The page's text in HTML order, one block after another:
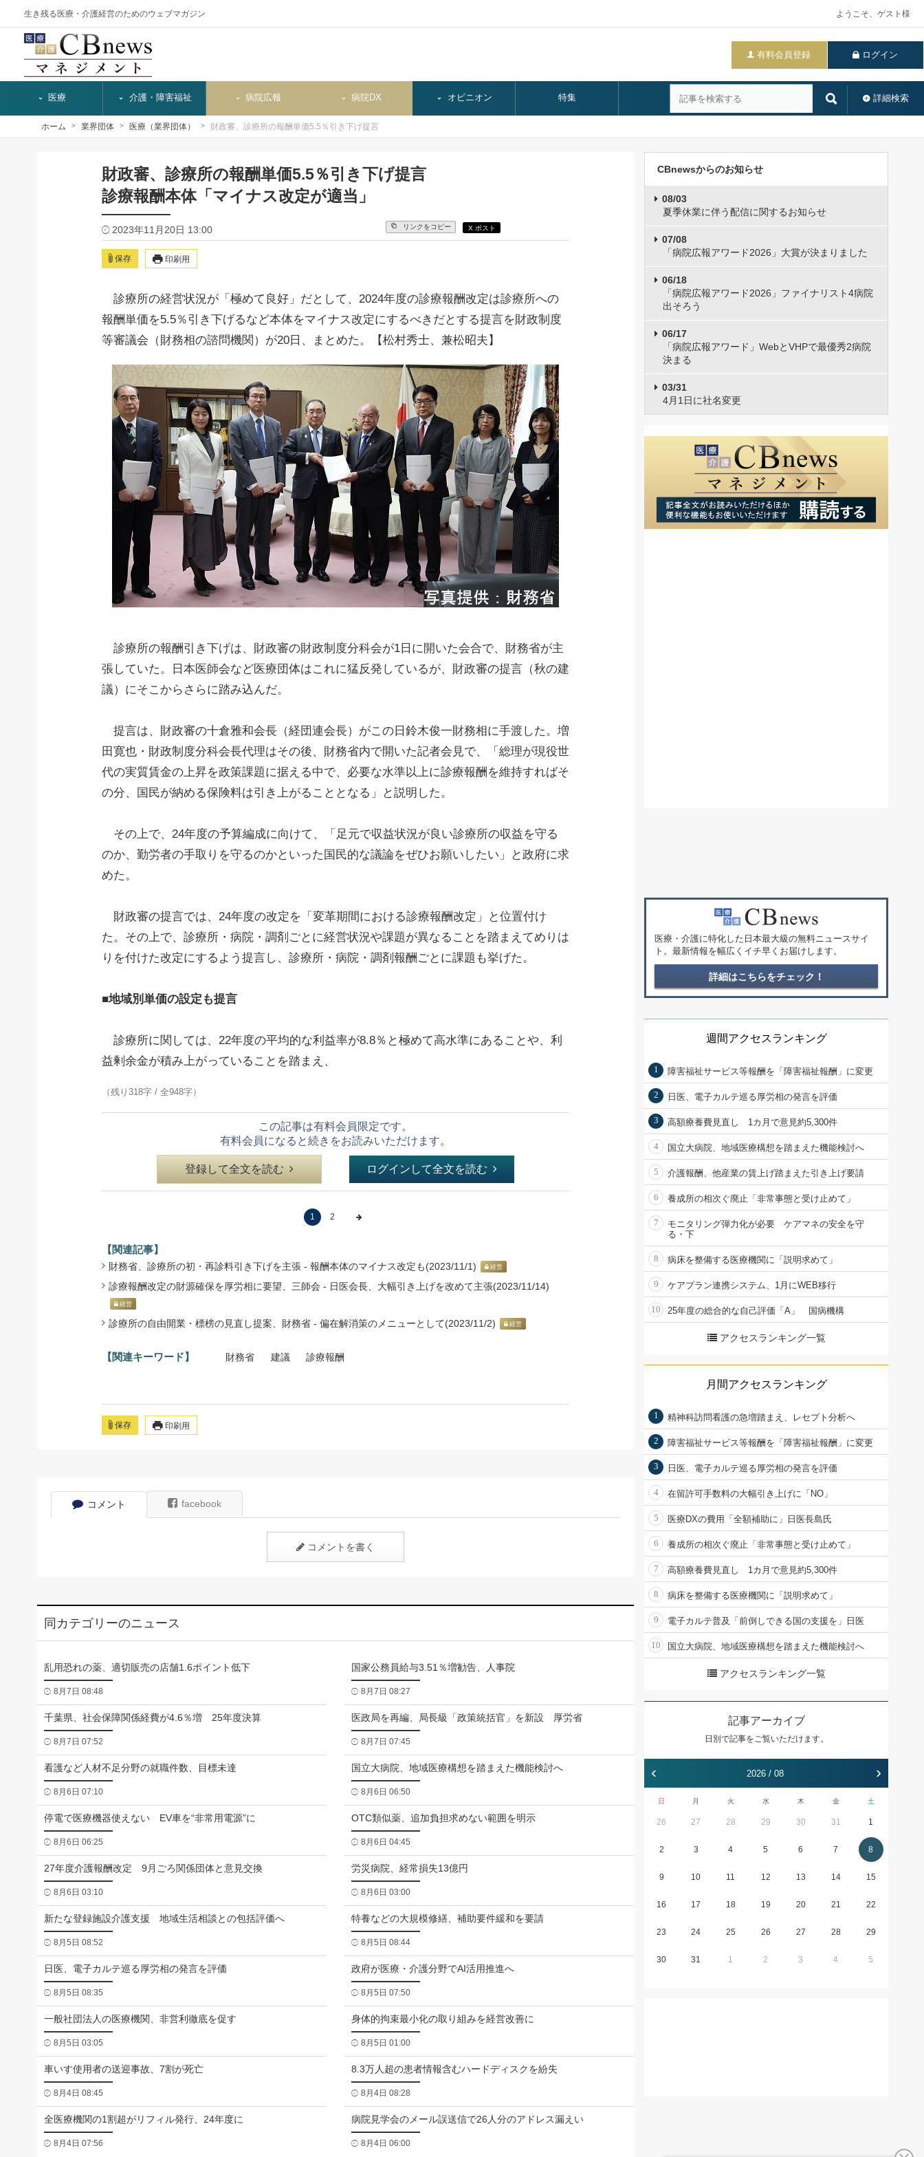
生き残る医療・介護経営のためのウェブマガジン ようこそ、ゲスト様
有料会員登録 ログイン
詳細検索
医療 介護・障害福祉 病院広報 病院DX オピニオン 特集
ホーム 業界団体 医療（業界団体） 財政審、診療所の報酬単価5.5％引き下げ提言
財政審、診療所の報酬単価5.5％引き下げ提言
診療報酬本体「マイナス改定が適当」
2023年11月20日 13:00 リンクをコピー X ポスト
保存 印刷用
診療所の経営状況が「極めて良好」だとして、2024年度の診療報酬改定は診療所への
報酬単価を5.5％引き下げるなど本体をマイナス改定にするべきだとする提言を財政制度
等審議会（財務相の諮問機関）が20日、まとめた。【松村秀士、兼松昭夫】
診療所の報酬引き下げは、財政審の財政制度分科会が1日に開いた会合で、財務省が主
張していた。日本医師会など医療団体はこれに猛反発しているが、財政審の提言（秋の建
議）にそこからさらに踏み込んだ。
提言は、財政審の十倉雅和会長（経団連会長）がこの日鈴木俊一財務相に手渡した。増
田寛也・財政制度分科会長代理はその後、財務省内で開いた記者会見で、「総理が現役世
代の実質賃金の上昇を政策課題に据える中で、必要な水準以上に診療報酬を維持すればそ
の分、国民が納める保険料は引き上がることとなる」と説明した。
その上で、24年度の予算編成に向けて、「足元で収益状況が良い診療所の収益を守る
のか、勤労者の手取りを守るのかといった国民的な議論をぜひお願いしたい」と政府に求
めた。
財政審の提言では、24年度の改定を「変革期間における診療報酬改定」と位置付け
た。その上で、診療所・病院・調剤ごとに経営状況や課題が異なることを踏まえてめりは
りを付けた改定にするよう提言し、診療所・病院・調剤報酬ごとに課題も挙げた。
■地域別単価の設定も提言
診療所に関しては、22年度の平均的な利益率が8.8％と極めて高水準にあることや、利
益剰余金が積み上がっていることを踏まえ、
（残り318字 / 全948字）
この記事は有料会員限定です。
有料会員になると続きをお読みいただけます。
登録して全文を読む ログインして全文を読む
1 2
【関連記事】
財務省、診療所の初・再診料引き下げを主張 - 報酬本体のマイナス改定も(2023/11/1) 経営
診療報酬改定の財源確保を厚労相に要望、三師会 - 日医会長、大幅引き上げを改めて主張(2023/11/14)
経営
診療所の自由開業・標榜の見直し提案、財務省 - 偏在解消策のメニューとして(2023/11/2) 経営
【関連キーワード】 財務省 建議 診療報酬
保存 印刷用
コメント facebook
コメントを書く
同カテゴリーのニュース
乱用恐れの薬、適切販売の店舗1.6ポイント低下
8月7日 08:48
国家公務員給与3.51％増勧告、人事院
8月7日 08:27
千葉県、社会保障関係経費が4.6％増 25年度決算
8月7日 07:52
医政局を再編、局長級「政策統括官」を新設 厚労省
8月7日 07:45
看護など人材不足分野の就職件数、目標未達
8月6日 07:10
国立大病院、地域医療構想を踏まえた機能検討へ
8月6日 06:50
停電で医療機器使えない EV車を“非常用電源”に
8月6日 06:25
OTC類似薬、追加負担求めない範囲を明示
8月6日 04:45
27年度介護報酬改定 9月ごろ関係団体と意見交換
8月6日 03:10
労災病院、経常損失13億円
8月6日 03:00
新たな登録施設介護支援 地域生活相談との包括評価へ
8月5日 08:52
特養などの大規模修繕、補助要件緩和を要請
8月5日 08:44
日医、電子カルテ巡る厚労相の発言を評価
8月5日 08:35
政府が医療・介護分野でAI活用推進へ
8月5日 07:50
一般社団法人の医療機関、非営利徹底を促す
8月5日 03:05
身体的拘束最小化の取り組みを経営改善に
8月5日 01:00
車いす使用者の送迎事故、7割が死亡
8月4日 08:45
8.3万人超の患者情報含むハードディスクを紛失
8月4日 08:28
全医療機関の1割超がリフィル発行、24年度に
8月4日 07:56
病院見学会のメール誤送信で26人分のアドレス漏えい
8月4日 06:00
CBnewsからのお知らせ
08/03
夏季休業に伴う配信に関するお知らせ
07/08
「病院広報アワード2026」大賞が決まりました
06/18
「病院広報アワード2026」ファイナリスト4病院
出そろう
06/17
「病院広報アワード」WebとVHPで最優秀2病院
決まる
03/31
4月1日に社名変更
医療・介護に特化した日本最大級の無料ニュースサイ
ト。最新情報を幅広くイチ早くお届けします。
詳細はこちらをチェック！
週間アクセスランキング
1 障害福祉サービス等報酬を「障害福祉報酬」に変更
2 日医、電子カルテ巡る厚労相の発言を評価
3 高額療養費見直し 1カ月で意見約5,300件
4 国立大病院、地域医療構想を踏まえた機能検討へ
5 介護報酬、他産業の賃上げ踏まえた引き上げ要請
6 養成所の相次ぐ廃止「非常事態と受け止めて」
7
モニタリング弾力化が必要 ケアマネの安全を守
る・下
8 病床を整備する医療機関に「説明求めて」
9 ケアプラン連携システム、1月にWEB移行
10 25年度の総合的な自己評価「A」 国病機構
アクセスランキング一覧
月間アクセスランキング
1 精神科訪問看護の急増踏まえ、レセプト分析へ
2 障害福祉サービス等報酬を「障害福祉報酬」に変更
3 日医、電子カルテ巡る厚労相の発言を評価
4 在留許可手数料の大幅引き上げに「NO」
5 医療DXの費用「全額補助に」日医長島氏
6 養成所の相次ぐ廃止「非常事態と受け止めて」
7 高額療養費見直し 1カ月で意見約5,300件
8 病床を整備する医療機関に「説明求めて」
9 電子カルテ普及「前倒しできる国の支援を」日医
10 国立大病院、地域医療構想を踏まえた機能検討へ
アクセスランキング一覧
記事アーカイブ
日別で記事をご覧いただけます。
‹ 2026 / 08 ›
日 月 火 水 木 金 土
26 27 28 29 30 31 1
2 3 4 5 6 7 8
9 10 11 12 13 14 15
16 17 18 19 20 21 22
23 24 25 26 27 28 29
30 31 1 2 3 4 5